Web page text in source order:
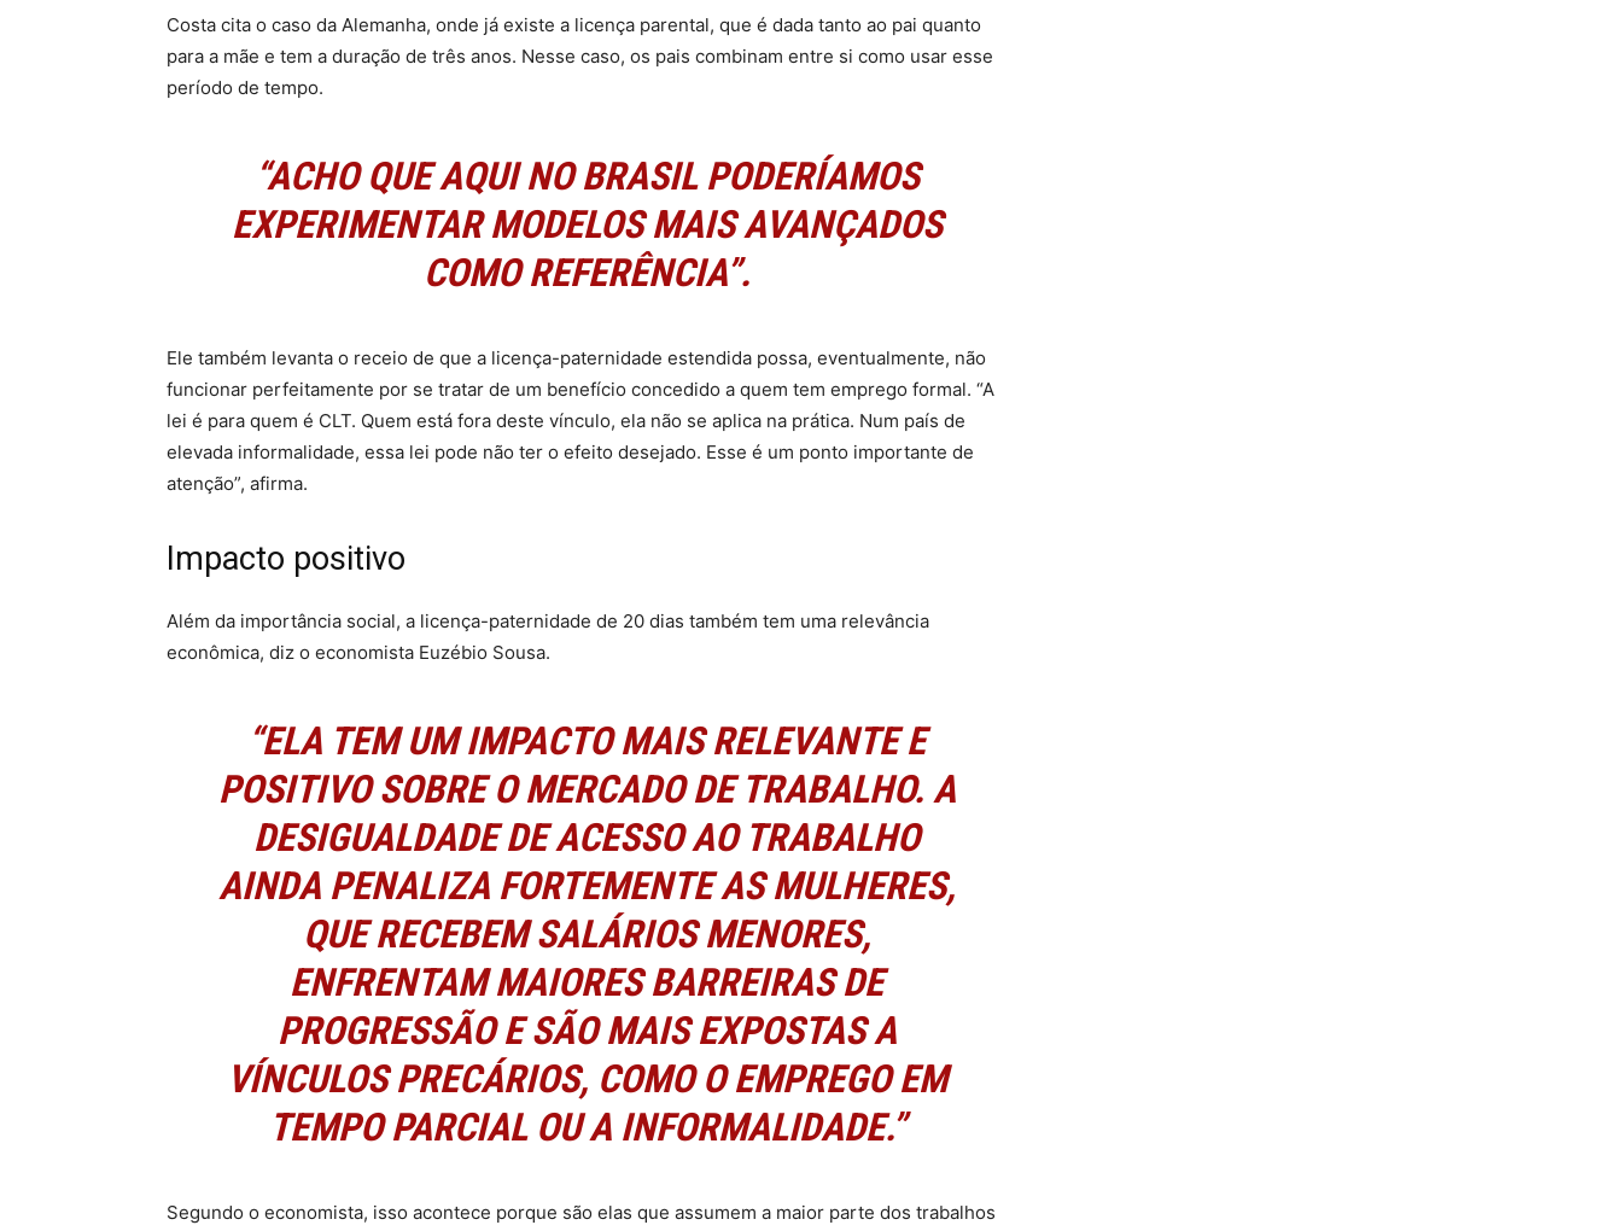
Costa cita o caso da Alemanha, onde já existe a licença parental, que é dada tanto ao pai quanto
para a mãe e tem a duração de três anos. Nesse caso, os pais combinam entre si como usar esse
período de tempo.
“ACHO QUE AQUI NO BRASIL PODERÍAMOS
EXPERIMENTAR MODELOS MAIS AVANÇADOS
COMO REFERÊNCIA”.
Ele também levanta o receio de que a licença-paternidade estendida possa, eventualmente, não
funcionar perfeitamente por se tratar de um benefício concedido a quem tem emprego formal. “A
lei é para quem é CLT. Quem está fora deste vínculo, ela não se aplica na prática. Num país de
elevada informalidade, essa lei pode não ter o efeito desejado. Esse é um ponto importante de
atenção”, afirma.
Impacto positivo
Além da importância social, a licença-paternidade de 20 dias também tem uma relevância
econômica, diz o economista Euzébio Sousa.
“ELA TEM UM IMPACTO MAIS RELEVANTE E
POSITIVO SOBRE O MERCADO DE TRABALHO. A
DESIGUALDADE DE ACESSO AO TRABALHO
AINDA PENALIZA FORTEMENTE AS MULHERES,
QUE RECEBEM SALÁRIOS MENORES,
ENFRENTAM MAIORES BARREIRAS DE
PROGRESSÃO E SÃO MAIS EXPOSTAS A
VÍNCULOS PRECÁRIOS, COMO O EMPREGO EM
TEMPO PARCIAL OU A INFORMALIDADE.”
Segundo o economista, isso acontece porque são elas que assumem a maior parte dos trabalhos